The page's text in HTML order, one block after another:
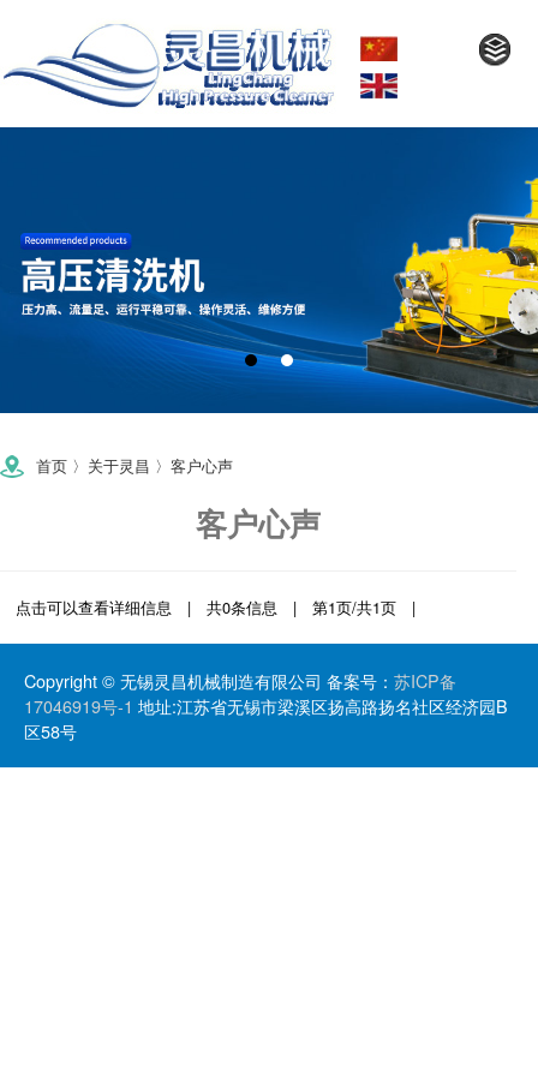
首页 〉 关于灵昌 〉 客户心声
客户心声
点击可以查看详细信息 | 共0条信息 | 第1页/共1页 |
Copyright © 无锡灵昌机械制造有限公司 备案号： 苏ICP备
17046919号-1 地址:江苏省无锡市梁溪区扬高路扬名社区经济园B
区58号